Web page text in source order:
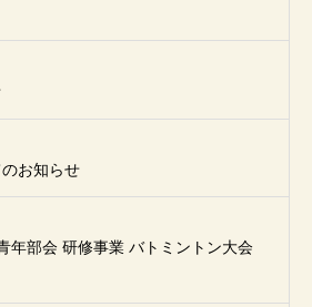
お知らせ
年部会 研修事業 バトミントン大会